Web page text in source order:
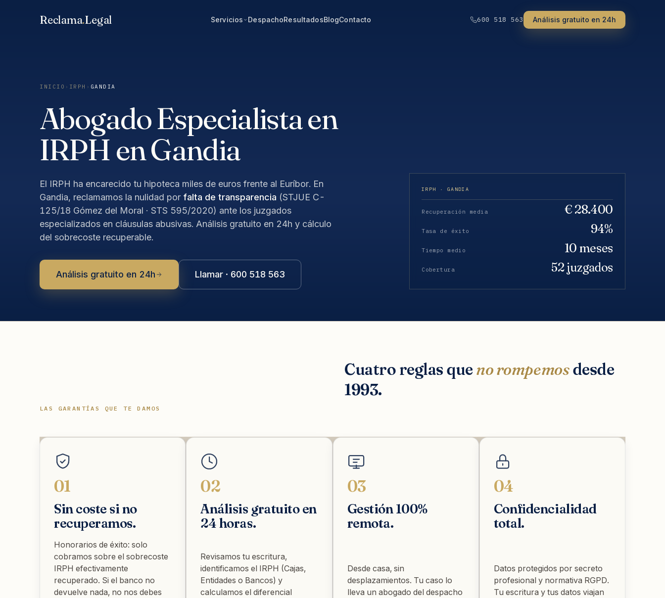
Reclama.Legal Servicios DespachoResultadosBlogContacto 600 518 563 Análisis gratuito en 24h
INICIO › IRPH › GANDIA
Abogado Especialista en
IRPH en Gandia
El IRPH ha encarecido tu hipoteca miles de euros frente al Euríbor. En
Gandia, reclamamos la nulidad por falta de transparencia (STJUE C-
125/18 Gómez del Moral · STS 595/2020) ante los juzgados
especializados en cláusulas abusivas. Análisis gratuito en 24h y cálculo
del sobrecoste recuperable.
Análisis gratuito en 24h Llamar · 600 518 563
IRPH · GANDIA
Recuperación media € 28.400
Tasa de éxito 94%
Tiempo medio 10 meses
Cobertura 52 juzgados
LAS GARANTÍAS QUE TE DAMOS
Cuatro reglas que no rompemosdesde
1993.
01
Sin coste si no
recuperamos.
Honorarios de éxito: solo
cobramos sobre el sobrecoste
IRPH efectivamente
recuperado. Si el banco no
devuelve nada, no nos debes
02
Análisis gratuito en
24 horas.
Revisamos tu escritura,
identificamos el IRPH (Cajas,
Entidades o Bancos) y
calculamos el diferencial
03
Gestión 100%
remota.
Desde casa, sin
desplazamientos. Tu caso lo
lleva un abogado del despacho
04
Confidencialidad
total.
Datos protegidos por secreto
profesional y normativa RGPD.
Tu escritura y tus datos viajan